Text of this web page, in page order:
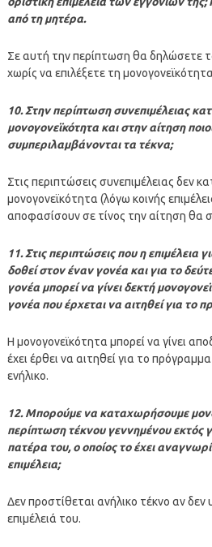
από τη μητέρα.
Σε αυτή την περίπτωση θα δηλώσετε
χωρίς να επιλέξετε τη
10. Στην περίπτωση συνεπιμέλειας
μονογονεϊκότητα και στην αίτηση
συμπεριλαμβάνονται τα τέκνα;
Στις περιπτώσεις συνεπιμέλειας δεν
μονογονεϊκότητα (λόγω κοινής
αποφασίσουν σε τίνος την αίτηση θα
11. Στις περιπτώσεις που η επιμέλεια
δοθεί στον έναν γονέα και για το
γονέα μπορεί να γίνει δεκτή
γονέα που έρχεται να αιτηθεί για το
Η μονογονεϊκότητα μπορεί να γίνει
έχει έρθει να αιτηθεί για το
ενήλικο.
12. Μπορούμε να καταχωρήσουμε
περίπτωση τέκνου γεννημένου εκτός
πατέρα του, ο οποίος το έχει
επιμέλεια;
Δεν προστίθεται ανήλικο τέκνο αν
επιμέλειά του.